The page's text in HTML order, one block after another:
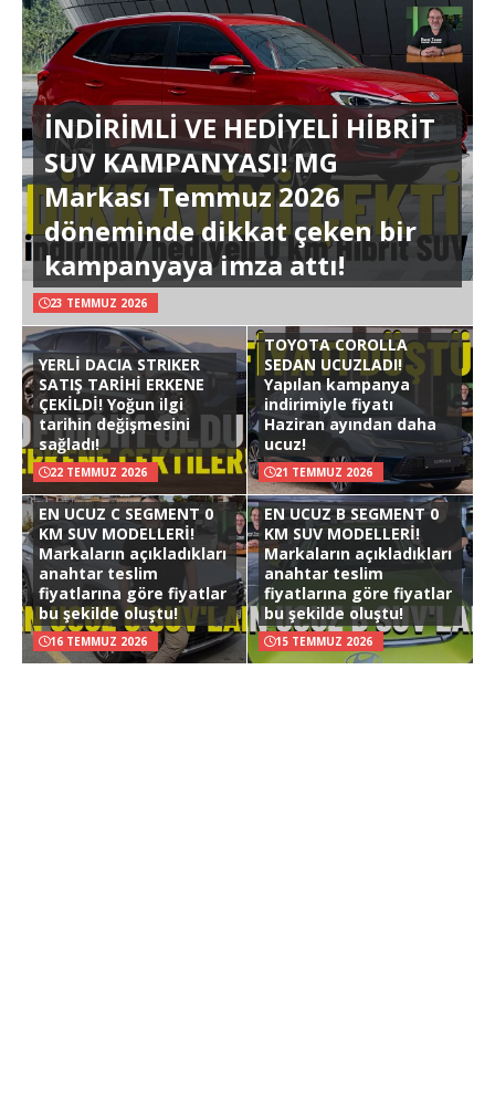
İNDİRİMLİ VE HEDİYELİ HİBRİT
SUV KAMPANYASI! MG
Markası Temmuz 2026
döneminde dikkat çeken bir
kampanyaya imza attı!
23 TEMMUZ 2026
YERLİ DACIA STRIKER
SATIŞ TARİHİ ERKENE
ÇEKİLDİ! Yoğun ilgi
tarihin değişmesini
sağladı!
22 TEMMUZ 2026
TOYOTA COROLLA
SEDAN UCUZLADI!
Yapılan kampanya
indirimiyle fiyatı
Haziran ayından daha
ucuz!
21 TEMMUZ 2026
EN UCUZ C SEGMENT 0
KM SUV MODELLERİ!
Markaların açıkladıkları
anahtar teslim
fiyatlarına göre fiyatlar
bu şekilde oluştu!
16 TEMMUZ 2026
EN UCUZ B SEGMENT 0
KM SUV MODELLERİ!
Markaların açıkladıkları
anahtar teslim
fiyatlarına göre fiyatlar
bu şekilde oluştu!
15 TEMMUZ 2026